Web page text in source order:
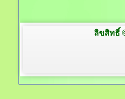
ลิขสิทธิ์